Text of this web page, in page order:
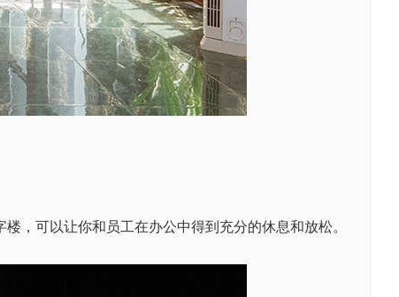
，可以让你和员工在办公中得到充分的休息和放松。